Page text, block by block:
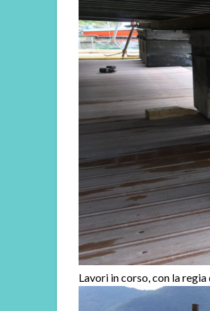
Lavori in corso, con la